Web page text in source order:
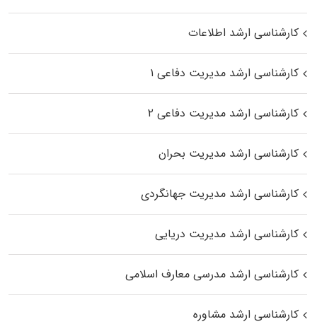
کارشناسی ارشد اطلاعات
کارشناسی ارشد مدیریت دفاعی ۱
کارشناسی ارشد مدیریت دفاعی ۲
کارشناسی ارشد مدیریت بحران
کارشناسی ارشد مدیریت جهانگردی
کارشناسی ارشد مدیریت دریایی
کارشناسی ارشد مدرسی معارف اسلامی
کارشناسی ارشد مشاوره